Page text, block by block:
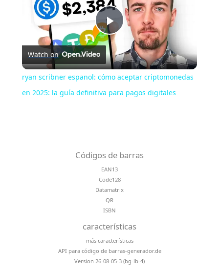
Play
Video
Watch on
ryan scribner espanol: cómo aceptar criptomonedas
en 2025: la guía definitiva para pagos digitales
Códigos de barras
EAN13
Code128
Datamatrix
QR
ISBN
características
más características
API para código de barras-generador.de
Version 26-08-05-3 (bg-lb-4)